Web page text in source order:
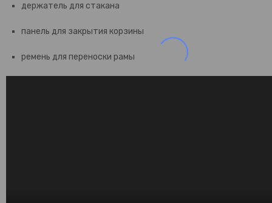
держатель для стакана
панель для закрытия корзины
ремень для переноски рамы